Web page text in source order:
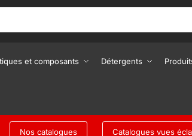
et composants Détergents
Nos catalogues Catalogues vues